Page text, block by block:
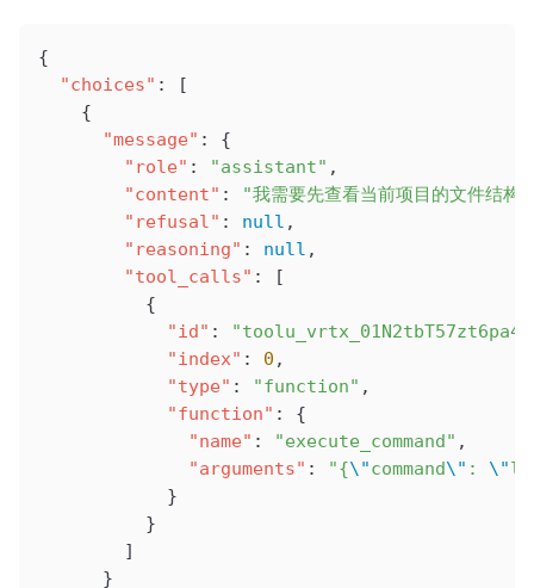
{
  "choices"
: [
    {
      "message"
: {
        "role"
: "assistant" ,
        "content"
:
"我需要先查看当前项目的文件结构
        "refusal"
: null ,
        "reasoning"
: null ,
        "tool_calls"
: [
          {
            "id"
:
            "index"
: 0 ,
            "type"
: "function" ,
            "function"
: {
              "name"
: "execute_command" ,
              "arguments"
: "{\"command\" : \"ls
            }
          }
        ]
      }